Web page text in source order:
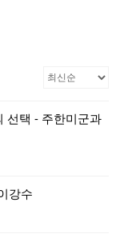
선택 - 주한미군과
강수